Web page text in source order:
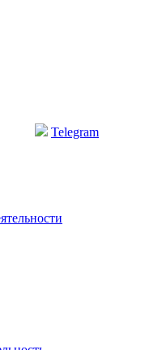
Telegram